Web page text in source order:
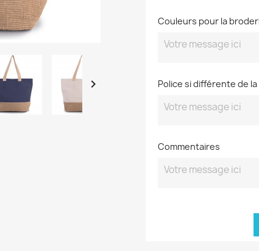

Couleurs pour la
Police si différente de
Commentaires